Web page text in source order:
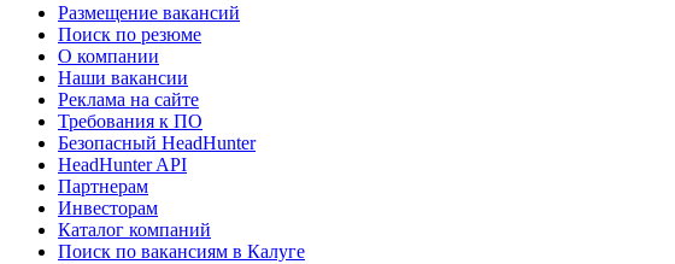
Размещение вакансий
Поиск по резюме
О компании
Наши вакансии
Реклама на сайте
Требования к ПО
Безопасный HeadHunter
HeadHunter API
Партнерам
Инвесторам
Каталог компаний
Поиск по вакансиям в Калуге